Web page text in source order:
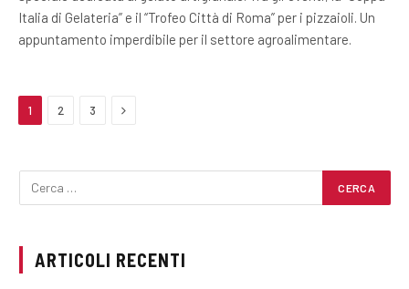
Italia di Gelateria” e il “Trofeo Città di Roma” per i pizzaioli. Un
appuntamento imperdibile per il settore agroalimentare.
1 2 3 Next
ARTICOLI RECENTI